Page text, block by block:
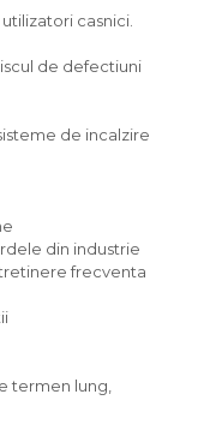
casnici.
de defectiuni
de incalzire
din industrie
frecventa
termen lung,